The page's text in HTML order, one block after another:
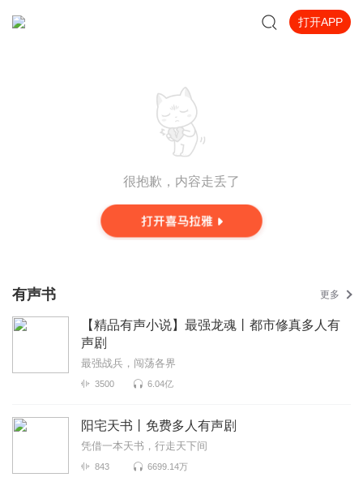
打开APP
很抱歉，内容走丢了
有声书 更多
【精品有声小说】最强龙魂丨都市修真多人有
声剧
最强战兵，闯荡各界
3500 6.04亿
阳宅天书丨免费多人有声剧
凭借一本天书，行走天下间
843 6699.14万